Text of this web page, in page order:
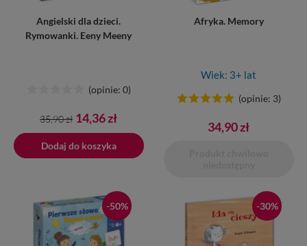
Angielski dla dzieci.
Rymowanki. Eeny Meeny
(opinie: 0)
Cena
podstawowa
35,90 zł Cena
14,36 zł
Dodaj do koszyka
Afryka. Memory
Wiek: 3+ lat
(opinie: 3)
34,90 zł
-50% -30%